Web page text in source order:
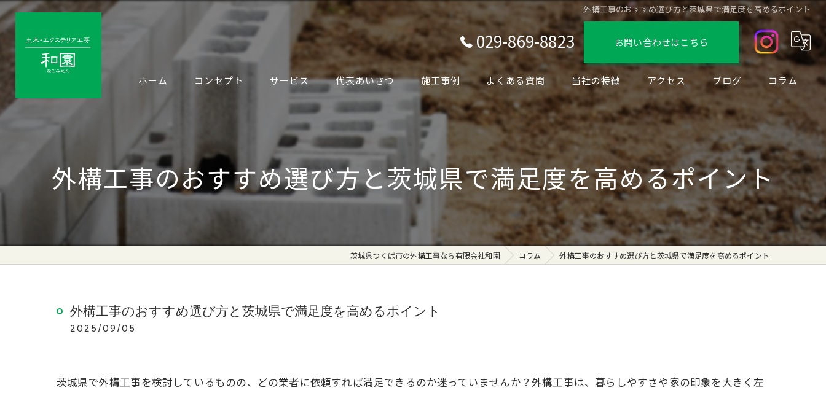
外構工事のおすすめ選び方と茨城県で満足度を高めるポイント
029-869-8823 お問い合わせはこちら
ホーム コンセプト サービス 代表あいさつ 施工事例 よくある質問 当社の特徴
デザイン
フェンス
駐車場
ブロック
リノベーション
アクセス ブログ コラム
外構工事のおすすめ選び方と茨城県で満足度を高めるポイント
茨城県つくば市の外構工事なら有限会社和園 コラム 外構工事のおすすめ選び方と茨城県で満足度を高めるポイント
外構工事のおすすめ選び方と茨城県で満足度を高めるポイント
2025/09/05
茨城県で外構工事を検討しているものの、どの業者に依頼すれば満足できるのか迷っていませんか？外構工事は、暮らしやすさや家の印象を大きく左